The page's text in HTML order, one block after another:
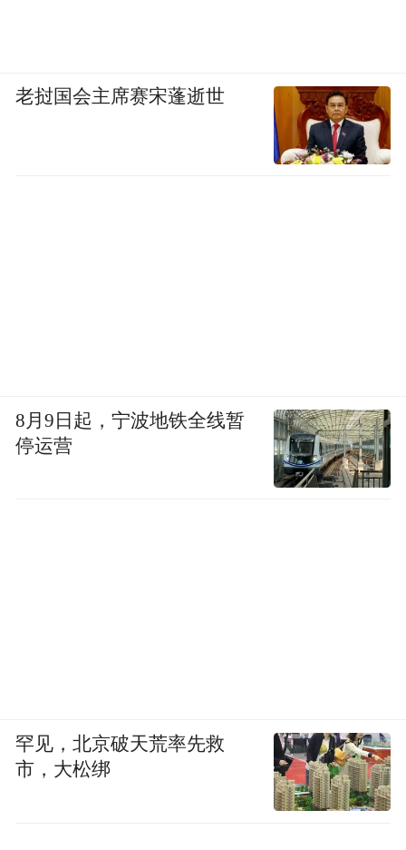
老挝国会主席赛宋蓬逝世
8月9日起，宁波地铁全线暂
停运营
罕见，北京破天荒率先救
市，大松绑